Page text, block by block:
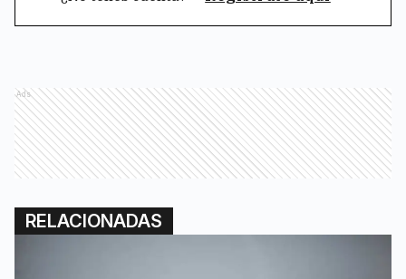
Ads
RELACIONADAS